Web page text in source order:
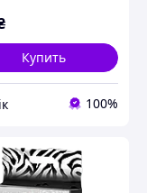
Купить
100%